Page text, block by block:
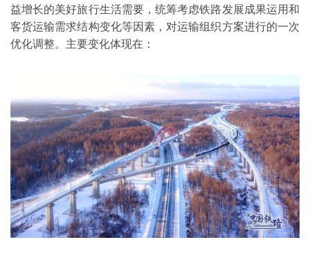
益增长的美好旅行生活需要，统筹考虑铁路发展成果运用和
客货运输需求结构变化等因素，对运输组织方案进行的一次
优化调整。主要变化体现在：